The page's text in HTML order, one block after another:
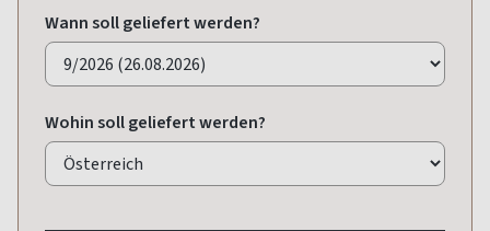
Wann soll geliefert werden?
Wohin soll geliefert werden?